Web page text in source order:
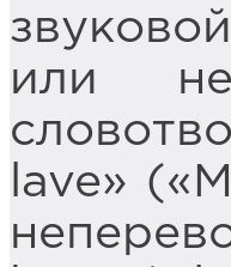
или
lave»